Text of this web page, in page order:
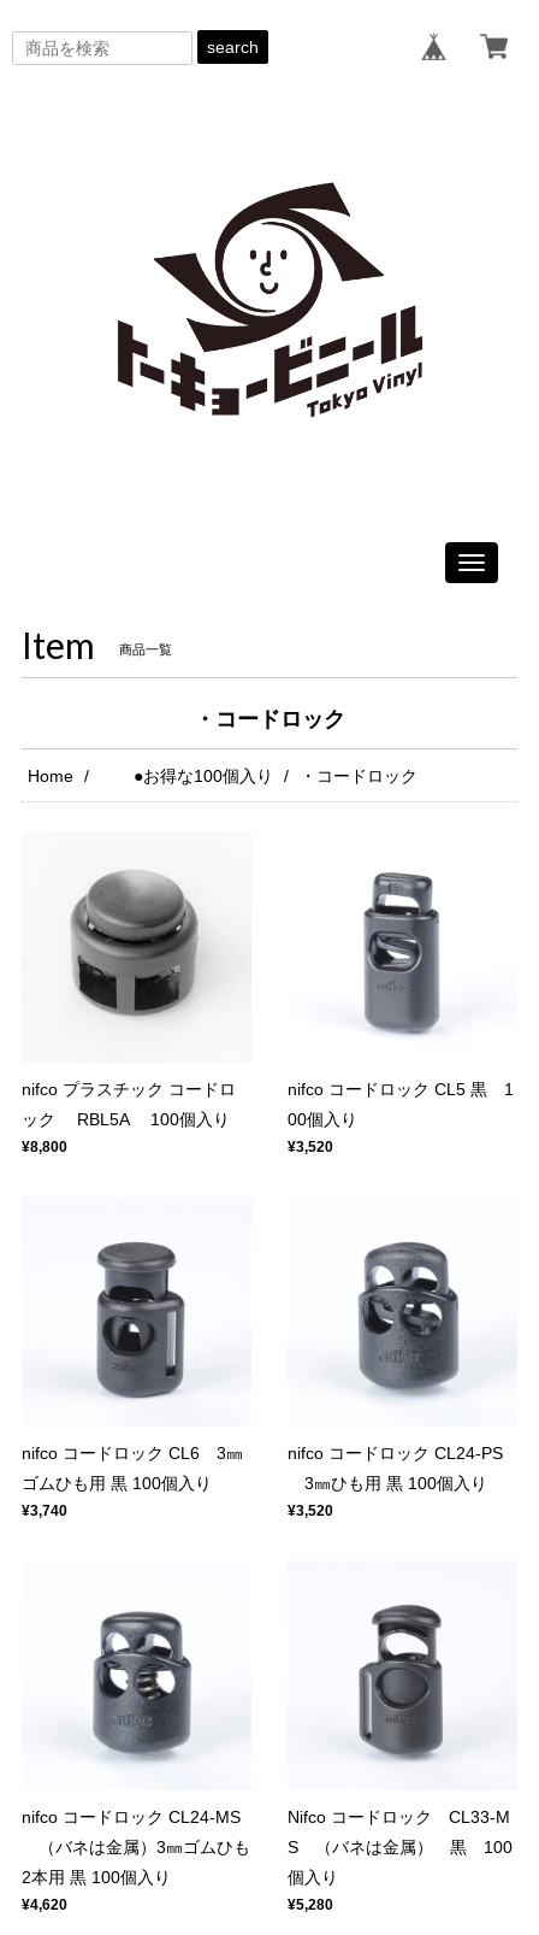
search
Toggle
Item 商品一覧
・コードロック
Home ●お得な100個入り ・コードロック
nifco プラスチック コードロ
ック RBL5A 100個入り
¥8,800
nifco コードロック CL5 黒 1
00個入り
¥3,520
nifco コードロック CL6 3㎜
ゴムひも用 黒 100個入り
¥3,740
nifco コードロック CL24-PS
3㎜ひも用 黒 100個入り
¥3,520
nifco コードロック CL24-MS
（バネは金属）3㎜ゴムひも
2本用 黒 100個入り
¥4,620
Nifco コードロック CL33-M
S （バネは金属） 黒 100
個入り
¥5,280